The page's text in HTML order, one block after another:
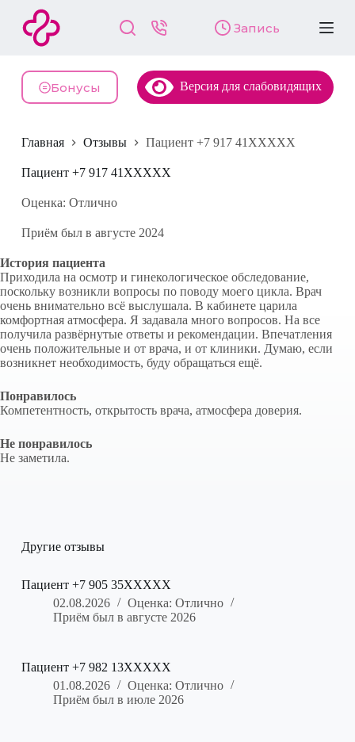
й
и
у
и
Запись
Бонусы Версия для слабовидящих
Главная Отзывы Пациент +7 917 41XXXXX
Пациент +7 917 41XXXXX
Оценка: Отлично
Приём был в августе 2024
История пациента
Приходила на осмотр и гинекологическое обследование,
поскольку возникли вопросы по поводу моего цикла. Врач
очень внимательно всё выслушала. В кабинете царила
комфортная атмосфера. Я задавала много вопросов. На все
получила развёрнутые ответы и рекомендации. Впечатления
очень положительные и от врача, и от клиники. Думаю, если
возникнет необходимость, буду обращаться ещё.
Понравилось
Компетентность, открытость врача, атмосфера доверия.
Не понравилось
Не заметила.
Другие отзывы
Пациент +7 905 35XXXXX
02.08.2026
Оценка: Отлично
Приём был в августе 2026
Пациент +7 982 13XXXXX
01.08.2026
Оценка: Отлично
Приём был в июле 2026